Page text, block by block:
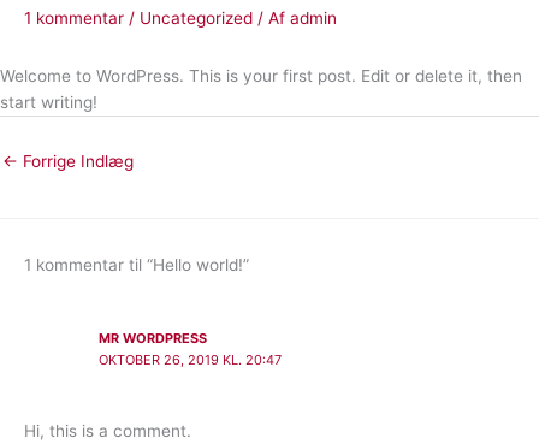
1 kommentar / Uncategorized / Af admin
Welcome to WordPress. This is your first post. Edit or delete it, then
start writing!
← Forrige Indlæg
1 kommentar til “Hello world!”
MR WORDPRESS
OKTOBER 26, 2019 KL. 20:47
Hi, this is a comment.